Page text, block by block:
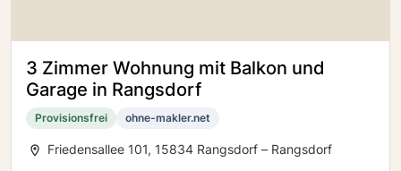
3 Zimmer Wohnung mit Balkon und
Garage in Rangsdorf
Provisionsfrei ohne-makler.net
Friedensallee 101, 15834 Rangsdorf – Rangsdorf